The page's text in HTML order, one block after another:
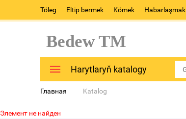
Töleg Eltip bermek Kömek Habarlaşmak
Bedew TM
Harytlaryň katalogy
Главная Katalog
Элемент не найден